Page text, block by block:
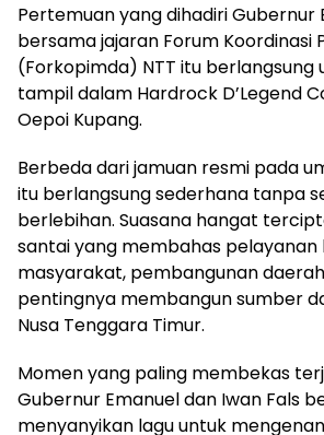
Pertemuan yang dihadiri Gubernur
bersama jajaran Forum Koordinasi
(Forkopimda) NTT itu berlangsung
tampil dalam Hardrock D’Legend
Oepoi Kupang.
Berbeda dari jamuan resmi pada
itu berlangsung sederhana tanpa
berlebihan. Suasana hangat
santai yang membahas pelayanan
masyarakat, pembangunan
pentingnya membangun sumber
Nusa Tenggara Timur.
Momen yang paling membekas
Gubernur Emanuel dan Iwan Fals
menyanyikan lagu untuk